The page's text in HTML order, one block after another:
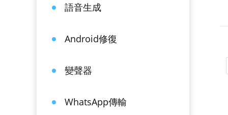
語音生成
Android修復
變聲器
WhatsApp傳輸